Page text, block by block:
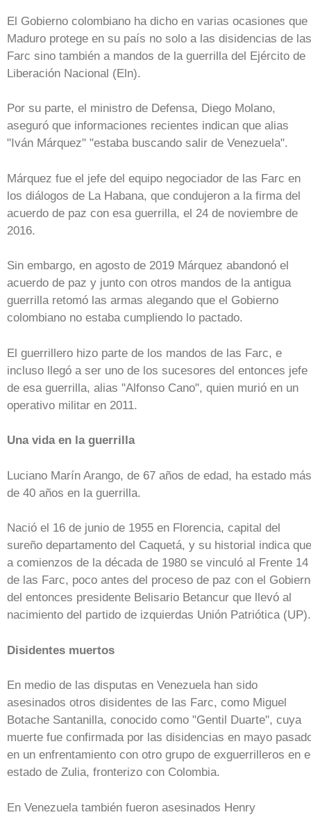
El Gobierno colombiano ha dicho en varias ocasiones que
Maduro protege en su país no solo a las disidencias de las
Farc sino también a mandos de la guerrilla del Ejército de
Liberación Nacional (Eln).
Por su parte, el ministro de Defensa, Diego Molano,
aseguró que informaciones recientes indican que alias
"Iván Márquez" "estaba buscando salir de Venezuela".
Márquez fue el jefe del equipo negociador de las Farc en
los diálogos de La Habana, que condujeron a la firma del
acuerdo de paz con esa guerrilla, el 24 de noviembre de
2016.
Sin embargo, en agosto de 2019 Márquez abandonó el
acuerdo de paz y junto con otros mandos de la antigua
guerrilla retomó las armas alegando que el Gobierno
colombiano no estaba cumpliendo lo pactado.
El guerrillero hizo parte de los mandos de las Farc, e
incluso llegó a ser uno de los sucesores del entonces jefe
de esa guerrilla, alias "Alfonso Cano", quien murió en un
operativo militar en 2011.
Una vida en la guerrilla
Luciano Marín Arango, de 67 años de edad, ha estado más
de 40 años en la guerrilla.
Nació el 16 de junio de 1955 en Florencia, capital del
sureño departamento del Caquetá, y su historial indica que
a comienzos de la década de 1980 se vinculó al Frente 14
de las Farc, poco antes del proceso de paz con el
del entonces presidente Belisario Betancur que llevó al
nacimiento del partido de izquierdas Unión Patriótica (UP).
Disidentes muertos
En medio de las disputas en Venezuela han sido
asesinados otros disidentes de las Farc, como Miguel
Botache Santanilla, conocido como "Gentil Duarte", cuya
muerte fue confirmada por las disidencias en mayo
en un enfrentamiento con otro grupo de exguerrilleros en
estado de Zulia, fronterizo con Colombia.
En Venezuela también fueron asesinados Henry